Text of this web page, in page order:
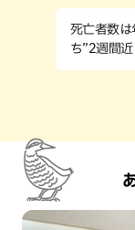
死亡者数は
ち”2週間